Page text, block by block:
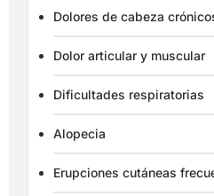
Dolores de cabeza
Dolor articular y muscular
Dificultades respiratorias
Alopecia
Erupciones cutáneas